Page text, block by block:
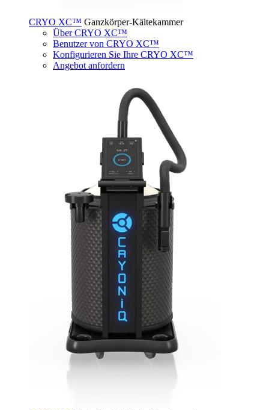
CRYO XC™ Ganzkörper-Kältekammer
Über CRYO XC™
Benutzer von CRYO XC™
Konfigurieren Sie Ihre CRYO XC™
Angebot anfordern